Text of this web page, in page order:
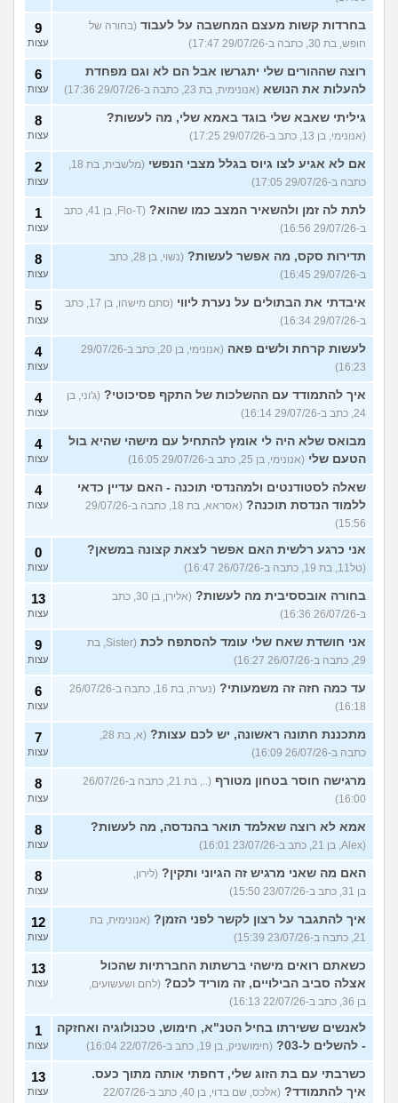
בחרדות קשות מעצם המחשבה על לעבוד (בחורה של
חופש, בת 30, כתבה ב-29/07/26 17:47)
9
עצות
רוצה שההורים שלי יתגרשו אבל הם לא וגם מפחדת
להעלות את הנושא (אנונימית, בת 23, כתבה ב-29/07/26 17:36)
6
עצות
גיליתי שאבא שלי בוגד באמא שלי, מה לעשות?
(אנונימי, בן 13, כתב ב-29/07/26 17:25)
8
עצות
אם לא אגיע לצו גיוס בגלל מצבי הנפשי
(מלשבית, בת 18,
כתבה ב-29/07/26 17:05)
2
עצות
לתת לה זמן ולהשאיר המצב כמו שהוא?
(Flo-T, בן 41, כתב
ב-29/07/26 16:56)
1
עצות
תדירות סקס, מה אפשר לעשות?
(נשוי, בן 28, כתב
ב-29/07/26 16:45)
8
עצות
איבדתי את הבתולים על נערת ליווי
(סתם מישהו, בן 17, כתב
ב-29/07/26 16:34)
5
עצות
לעשות קרחת ולשים פאה
(אנונימי, בן 20, כתב ב-29/07/26
16:23)
4
עצות
איך להתמודד עם ההשלכות של התקף פסיכוטי? (ג'וני, בן
24, כתב ב-29/07/26 16:14)
4
עצות
מבואס שלא היה לי אומץ להתחיל עם מישהי שהיא בול
הטעם שלי (אנונימי, בן 25, כתב ב-29/07/26 16:05)
4
עצות
שאלה לסטודנטים ולמהנדסי תוכנה - האם עדיין כדאי
ללמוד הנדסת תוכנה?
(אסראא, בת 18, כתבה ב-29/07/26
15:56)
4
עצות
אני כרגע רלשית האם אפשר לצאת קצונה במשאן?
(טל11, בת 19, כתבה ב-26/07/26 16:47)
0
עצות
בחורה אובססיבית מה לעשות?
(אלירן, בן 30, כתב
ב-26/07/26 16:36)
13
עצות
אני חושדת שאח שלי עומד להסתפח לכת
(Sister, בת
29, כתבה ב-26/07/26 16:27)
9
עצות
עד כמה חזה זה משמעותי?
(נערה, בת 16, כתבה ב-26/07/26
16:18)
6
עצות
מתכננת חתונה ראשונה, יש לכם עצות?
(א, בת 28,
כתבה ב-26/07/26 16:09)
7
עצות
מרגישה חוסר בטחון מטורף
(.., בת 21, כתבה ב-26/07/26
16:00)
8
עצות
אמא לא רוצה שאלמד תואר בהנדסה, מה לעשות?
(Alex, בן 21, כתב ב-23/07/26 16:01)
8
עצות
האם מה שאני מרגיש זה הגיוני ותקין? (לירון,
בן 31, כתב ב-23/07/26 15:50)
8
עצות
איך להתגבר על רצון לקשר לפני הזמן? (אנונימית, בת
21, כתבה ב-23/07/26 15:39)
12
עצות
כשאתם רואים מישהי ברשתות החברתיות שהכול
אצלה סביב הבילויים, זה מוריד לכם? (לחם ושעשועים,
בן 36, כתב ב-22/07/26 16:13)
13
עצות
לאנשים ששירתו בחיל הטנ"א, חימוש, טכנולוגיה ואחזקה
- להשלים ל-03?
(חימושניק, בן 19, כתב ב-22/07/26 16:04)
1
עצות
כשרבתי עם בת הזוג שלי, דחפתי אותה מתוך כעס.
איך להתמודד?
(אלכס, שם בדוי, בן 40, כתב ב-22/07/26
13
עצות